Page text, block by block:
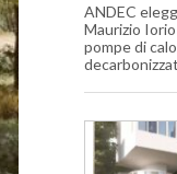
ANDEC
Maurizio
pompe di